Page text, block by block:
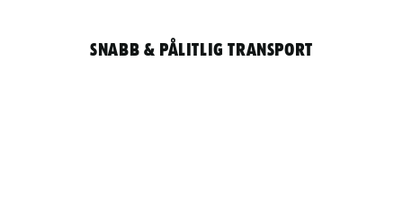
Snabb & pålitlig transport